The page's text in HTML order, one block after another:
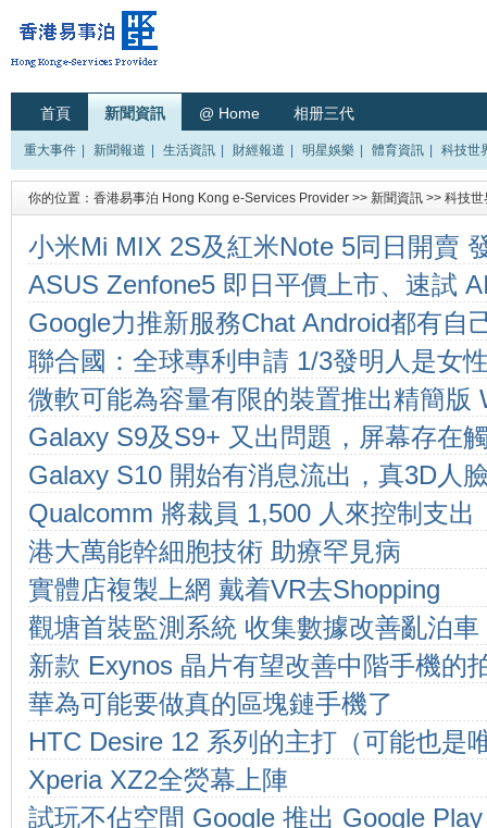
首頁 新聞資訊 @ Home 相册三代
重大事件 新聞報道 生活資訊 財經報道 明星娛樂 體育資訊 科技世
你的位置： 香港易事泊 Hong Kong e-Services Provider >> 新聞資訊 >> 科技世
小米Mi MIX 2S及紅米Note 5同日開賣
ASUS Zenfone5 即日平價上市、速試
Google力推新服務Chat Android都有自
聯合國：全球專利申請 1/3發明人是女
微軟可能為容量有限的裝置推出精簡版
Galaxy S9及S9+ 又出問題，屏幕存在
Galaxy S10 開始有消息流出，真3D人
Qualcomm 將裁員 1,500 人來控制支出
港大萬能幹細胞技術 助療罕見病
實體店複製上網 戴着VR去Shopping
觀塘首裝監測系統 收集數據改善亂泊車
新款 Exynos 晶片有望改善中階手機的
華為可能要做真的區塊鏈手機了
HTC Desire 12 系列的主打（可能也是
Xperia XZ2全熒幕上陣
試玩不佔空間 Google 推出 Google